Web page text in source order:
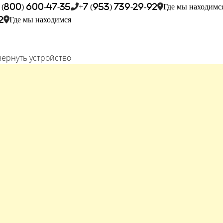
(800) 600-47-35 +7 (953) 739-29-92
Где мы
Где мы находимся
устройство